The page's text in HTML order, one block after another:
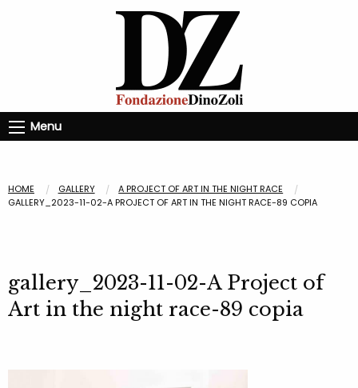
Menu
HOME GALLERY
A PROJECT OF ART IN THE NIGHT RACE
GALLERY_2023-11-02-A PROJECT OF ART IN THE NIGHT RACE-89 COPIA
gallery_2023-11-02-A Project of
Art in the night race-89 copia